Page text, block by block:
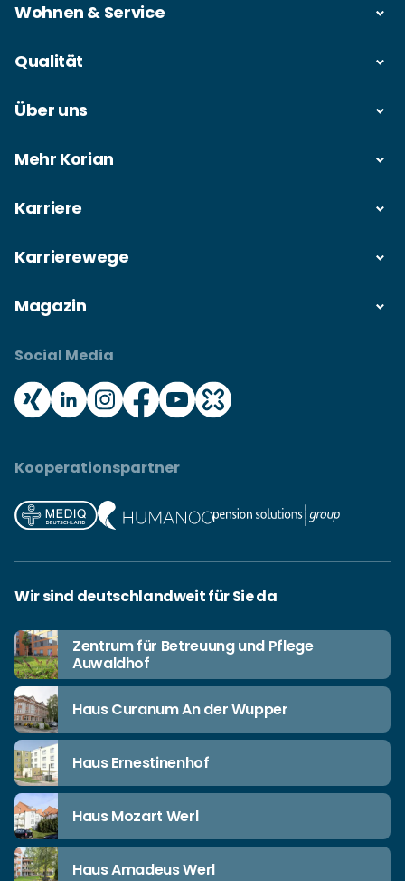
Wohnen & Service
Qualität
Über uns
Mehr Korian
Karriere
Karrierewege
Magazin
Social Media
Kooperationspartner
Wir sind deutschlandweit für Sie da
Zentrum für Betreuung und Pflege
Auwaldhof
Haus Curanum An der Wupper
Haus Ernestinenhof
Haus Mozart Werl
Haus Amadeus Werl